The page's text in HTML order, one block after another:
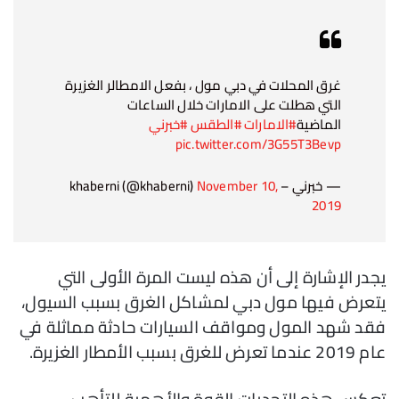
غرق المحلات في دبي مول ، بفعل الامطالر الغزيرة
التي هطلت على الامارات خلال الساعات
الماضية#الامارات#الطقس#خبرني
pic.twitter.com/3G55T3Bevp
— خبرني – khaberni (@khaberni)November 10,
2019
يجدر الإشارة إلى أن هذه ليست المرة الأولى التي
يتعرض فيها مول دبي لمشاكل الغرق بسبب السيول،
فقد شهد المول ومواقف السيارات حادثة مماثلة في
عام 2019 عندما تعرض للغرق بسبب الأمطار الغزيرة.